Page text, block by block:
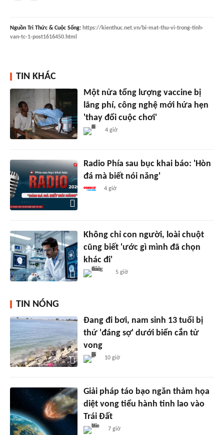
Nguồn Tri Thức & Cuộc Sống: https://kienthuc.net.vn/bi-mat-thu-vi-trong-tinh-
van-tc-1-post1616450.html
TIN KHÁC
Một nửa tổng lượng vaccine bị
lãng phí, công nghệ mới hứa hẹn
'thay đổi cuộc chơi'
4 giờ
Radio Phía sau bục khai báo: 'Hòn
đá mà biết nói năng'
4 giờ
Không chỉ con người, loài chuột
cũng biết 'ước gì mình đã chọn
khác đi'
5 giờ
TIN NÓNG
Đang đi bơi, nam sinh 13 tuổi bị
thứ 'đáng sợ' dưới biển cắn tử
vong
10 giờ
Giải pháp táo bạo ngăn thảm họa
diệt vong tiểu hành tinh lao vào
Trái Đất
7 giờ